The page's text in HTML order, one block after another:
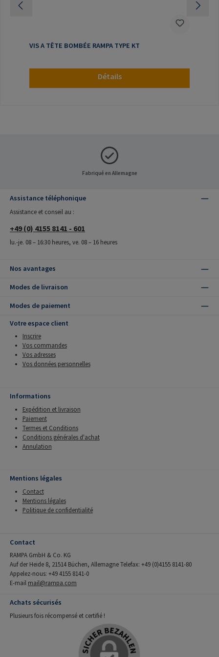
VIS A TÊTE BOMBÉE RAMPA TYPE KT
Détails
Fabriqué en Allemagne
Assistance téléphonique
Assistance et conseil au :
+49 (0) 4155 8141 - 601
lu.-je. 08 – 16:30 heures, ve. 08 – 16 heures
Nos avantages
Modes de livraison
Modes de paiement
Votre espace client
Inscrire
Vos commandes
Vos adresses
Vos données personnelles
Informations
Expédition et livraison
Paiement
Termes et Conditions
Conditions générales d'achat
Annulation
Mentions légales
Contact
Mentions légales
Politique de confidentialité
Contact
RAMPA GmbH & Co. KG
Auf der Heide 8, 21514 Büchen, Allemagne Telefax: +49 (0)4155 8141-80
Appelez-nous: +49 4155 8141-0
E-mail mail@rampa.com
Achats sécurisés
Plusieurs fois récompensé et certifié !